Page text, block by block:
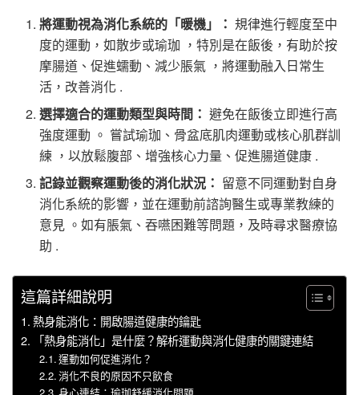
將運動視為消化系統的「暖機」： 規律進行輕度至中
度的運動，如散步或瑜珈 ，特別是在飯後，有助於按
摩腸道、促進蠕動、減少脹氣 ，將運動融入日常生
活，改善消化 .
選擇適合的運動類型與時間： 避免在飯後立即進行高
強度運動 。 嘗試瑜珈、骨盆底肌肉運動或核心肌群訓
練 ，以放鬆腹部、增強核心力量、促進腸道健康 .
記錄並觀察運動後的消化狀況： 留意不同運動對自身
消化系統的影響，並在運動前諮詢醫生或專業教練的
意見 。如有脹氣、吞嚥困難等問題，及時尋求醫療協
助 .
這篇詳細說明
熱身能消化：開啟腸道健康的鑰匙
「熱身能消化」是什麼？解析運動與消化健康的關鍵連結
運動如何促進消化？
消化不良的原因不只飲食